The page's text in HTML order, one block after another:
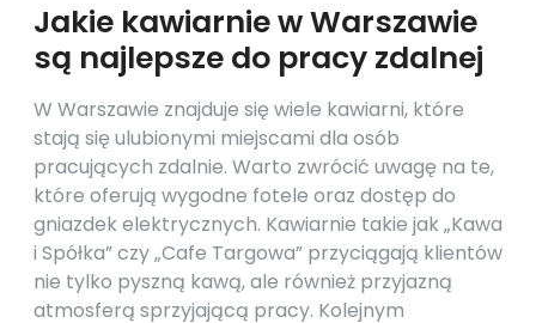
Jakie kawiarnie w Warszawie
są najlepsze do pracy zdalnej
W Warszawie znajduje się wiele kawiarni, które
stają się ulubionymi miejscami dla osób
pracujących zdalnie. Warto zwrócić uwagę na te,
które oferują wygodne fotele oraz dostęp do
gniazdek elektrycznych. Kawiarnie takie jak „Kawa
i Spółka” czy „Cafe Targowa” przyciągają klientów
nie tylko pyszną kawą, ale również przyjazną
atmosferą sprzyjającą pracy. Kolejnym